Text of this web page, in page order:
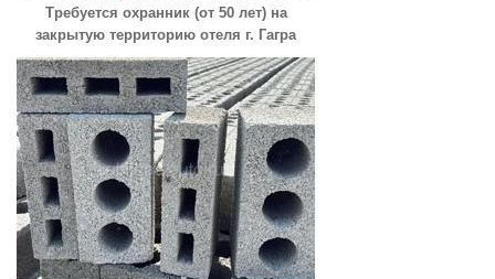
Требуется охранник (от 50 лет) на
закрытую территорию отеля г. Гагра